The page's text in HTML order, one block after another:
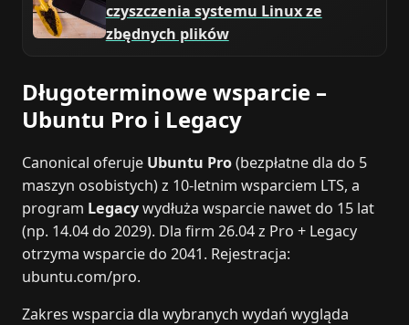
czyszczenia systemu Linux ze
zbędnych plików
Długoterminowe wsparcie –
Ubuntu Pro i Legacy
Canonical oferuje Ubuntu Pro(bezpłatne dla do 5
maszyn osobistych) z 10‑letnim wsparciem LTS, a
program Legacywydłuża wsparcie nawet do 15 lat
(np. 14.04 do 2029). Dla firm 26.04 z Pro + Legacy
otrzyma wsparcie do 2041. Rejestracja:
ubuntu.com/pro.
Zakres wsparcia dla wybranych wydań wygląda